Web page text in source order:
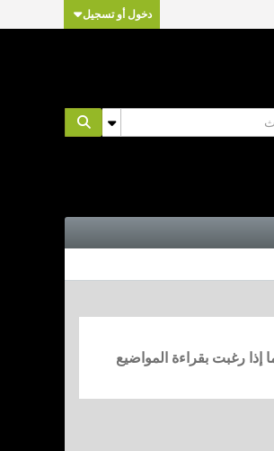
دخول أو تسجيل
إذا رغبت بقراءة المواضيع